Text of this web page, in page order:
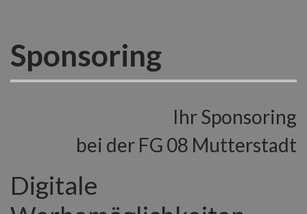
Sponsoring
Ihr Sponsoring
bei der FG 08 Mutterstadt
Digitale